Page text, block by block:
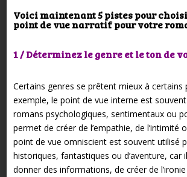
Voici maintenant 5 pistes pour
point de vue narratif pour votre
1 / Déterminez le genre et le ton de
Certains genres se prêtent mieux à certains
exemple, le point de vue interne est
romans psychologiques, sentimentaux ou
permet de créer de l’empathie, de l’intimité
point de vue omniscient est souvent utilisé
historiques, fantastiques ou d’aventure, car
donner des informations, de créer de